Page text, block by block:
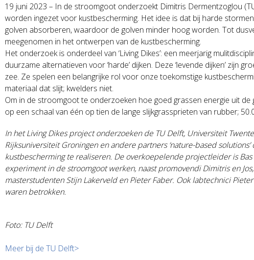
19 juni 2023 – In de stroomgoot onderzoekt Dimitris Dermentzoglou
worden ingezet voor kustbescherming. Het idee is dat bij harde
golven absorberen, waardoor de golven minder hoog worden. Tot
meegenomen in het ontwerpen van de kustbescherming.
Het onderzoek is onderdeel van ‘Living Dikes’: een meerjarig
duurzame alternatieven voor ‘harde’ dijken. Deze ‘levende dijken’ zijn
zee. Ze spelen een belangrijke rol voor onze toekomstige
materiaal dat slijt; kwelders niet.
Om in de stroomgoot te onderzoeken hoe goed grassen energie uit
op een schaal van één op tien de lange slijkgrassprieten van rubber;
In het Living Dikes project onderzoeken de TU Delft, Universiteit
Rijksuniversiteit Groningen en andere partners ‘nature-based
kustbescherming te realiseren. De overkoepelende projectleider is
experiment in de stroomgoot werken, naast promovendi Dimitris en
masterstudenten Stijn Lakerveld en Pieter Faber. Ook labtechnici
waren betrokken.
Foto: TU Delft
Meer bij de TU Delft>